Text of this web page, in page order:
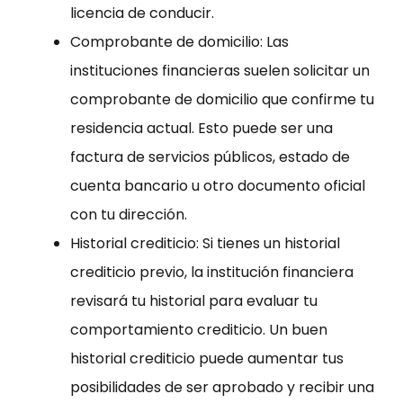
licencia de conducir.
Comprobante de domicilio: Las
instituciones financieras suelen solicitar un
comprobante de domicilio que confirme tu
residencia actual. Esto puede ser una
factura de servicios públicos, estado de
cuenta bancario u otro documento oficial
con tu dirección.
Historial crediticio: Si tienes un historial
crediticio previo, la institución financiera
revisará tu historial para evaluar tu
comportamiento crediticio. Un buen
historial crediticio puede aumentar tus
posibilidades de ser aprobado y recibir una